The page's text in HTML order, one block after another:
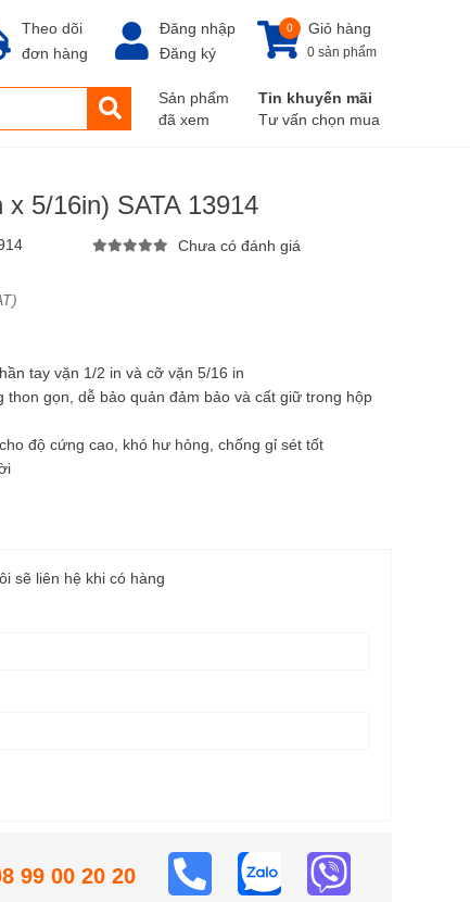
Theo dõi
đơn hàng
Đăng nhập
Đăng ký
Giỏ hàng
0
0 sản phẩm
Sản phẩm
đã xem
Tin khuyến mãi
Tư vấn chọn mua
5/16in) SATA 13914
Chưa có đánh giá
tay vặn 1/2 in và cỡ vặn 5/16 in
gọn, dễ bảo quản đảm bảo và cất giữ trong hộp
độ cứng cao, khó hư hỏng, chống gỉ sét tốt
sẽ liên hệ khi có hàng
99 00 20 20